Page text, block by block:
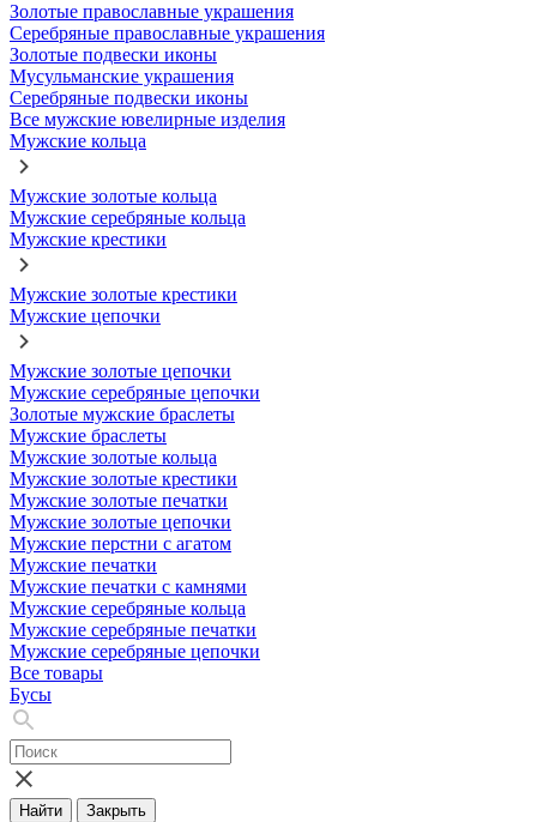
Золотые православные украшения
Серебряные православные украшения
Золотые подвески иконы
Мусульманские украшения
Серебряные подвески иконы
Все мужские ювелирные изделия
Мужские кольца
Мужские золотые кольца
Мужские серебряные кольца
Мужские крестики
Мужские золотые крестики
Мужские цепочки
Мужские золотые цепочки
Мужские серебряные цепочки
Золотые мужские браслеты
Мужские браслеты
Мужские золотые кольца
Мужские золотые крестики
Мужские золотые печатки
Мужские золотые цепочки
Мужские перстни с агатом
Мужские печатки
Мужские печатки с камнями
Мужские серебряные кольца
Мужские серебряные печатки
Мужские серебряные цепочки
Все товары
Бусы
Найти Закрыть